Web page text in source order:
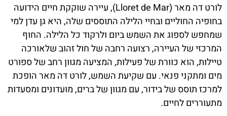
לורט דה מאר (Lloret de Mar), עיירה שוקקת חיים הידועה
בחופיה החוליים ובחיי הלילה התוססים שלה, היא גן עדן למי
שמחפש לספוג את השמש ביום ולרקוד כל הלילה. החוף
המרכזי של העיירה, רצועה רחבה של חול זהוב שלאורכה
טיילות, הוא כוורת של פעילות, המציעה מגוון רחב של ספורט
מים ומתקני פנאי. עם שקיעת השמש, לורט דה מאר הופכת
למרכז תוסס של בידור, עם מגוון של ברים, מועדונים ומסעדות
מתעוררים לחיים.